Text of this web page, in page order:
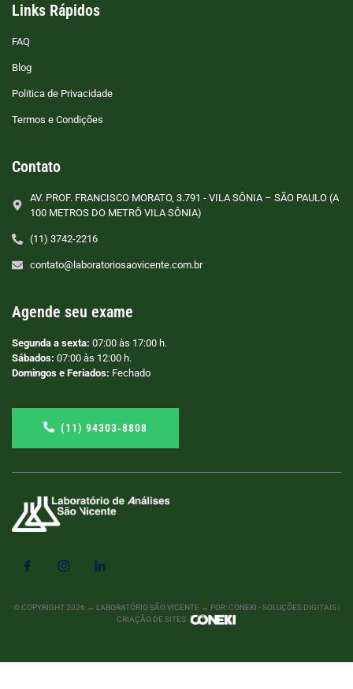
Links Rápidos
FAQ
Blog
Politica de Privacidade
Termos e Condições
Contato
AV. PROF. FRANCISCO MORATO, 3.791 - VILA SÔNIA – SÃO PAULO (A
100 METROS DO METRÔ VILA SÔNIA)
(11) 3742-2216
contato@laboratoriosaovicente.com.br
Agende seu exame
Segunda a sexta: 07:00 às 17:00 h.
Sábados: 07:00 às 12:00 h.
Domingos e Feriados: Fechado
(11) 94303‑8808
© COPYRIGHT2026 → LABORATÓRIO SÃO VICENTE → POR: CONEKI - SOLUÇÕES DIGITAIS |
CRIAÇÃO DE SITES